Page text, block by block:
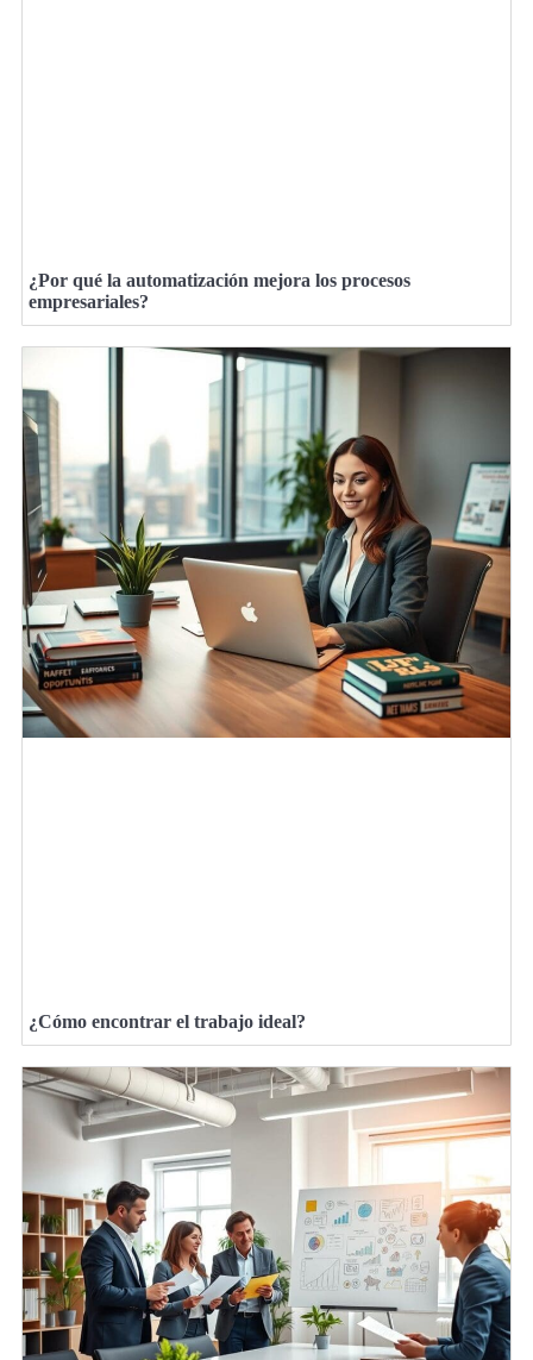
¿Por qué la automatización mejora los procesos
empresariales?
¿Cómo encontrar el trabajo ideal?